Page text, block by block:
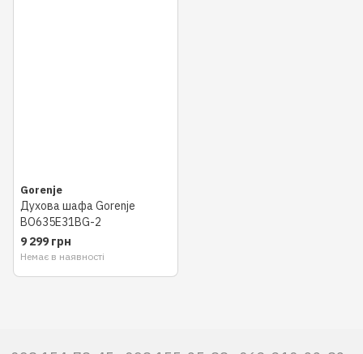
Gorenje
Духова шафа Gorenje
BO635E31BG-2
9 299 грн
Немає в наявності